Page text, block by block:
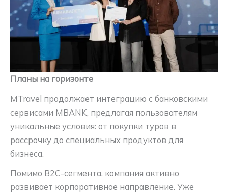
Планы на горизонте
MTravel продолжает интеграцию с банковскими
сервисами MBANK, предлагая пользователям
уникальные условия: от покупки туров в
рассрочку до специальных продуктов для
бизнеса.
Помимо B2C-сегмента, компания активно
развивает корпоративное направление. Уже